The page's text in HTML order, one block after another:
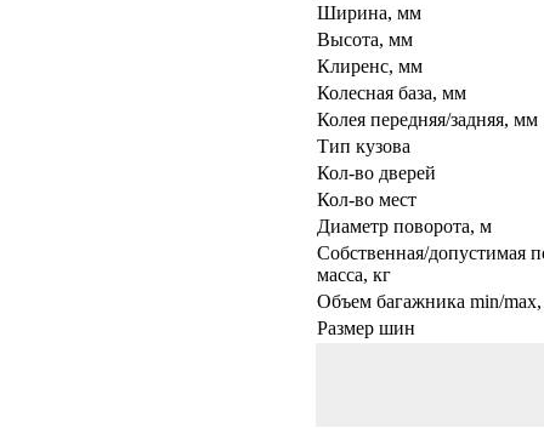
Ширина, мм
Высота, мм
Клиренс, мм
Колесная база, мм
Колея передняя/задняя, мм
Тип кузова
Кол-во дверей
Кол-во мест
Диаметр поворота, м
Собственная/допустимая
масса, кг
Объем багажника min/max,
Размер шин